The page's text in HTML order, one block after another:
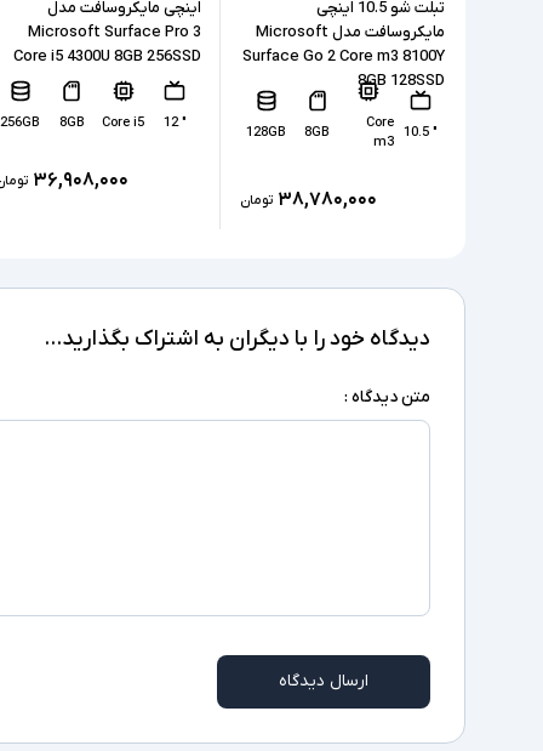
تبلت شو 10.5 اینچی
مایکروسافت مدل Microsoft
Surface Go 2 Core m3 8100Y
8GB 128SSD
" 10.5
Core
m3
8GB
128GB
۳۸,۷۸۰,۰۰۰ تومان
اینچی مایکروسافت مدل
Microsoft Surface Pro 3
Core i5 4300U 8GB 256SSD
" 12
Core i5
8GB
256GB
۳۶,۹۰۸,۰۰۰
دیدگاه خود را با دیگران به اشتراک بگذارید...
متن دیدگاه :
ارسال دیدگاه